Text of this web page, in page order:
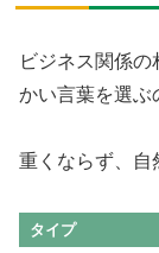
ビジネス関係
かい言葉を選ぶ
重くならず、自
タイプ